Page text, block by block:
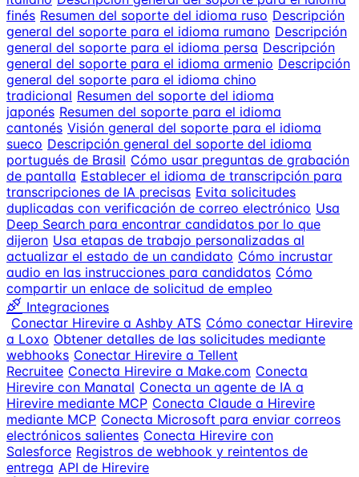
finés Resumen del soporte del idioma ruso Descripción
general del soporte para el idioma rumano Descripción
general del soporte para el idioma persa Descripción
general del soporte para el idioma armenio Descripción
general del soporte para el idioma chino
tradicional Resumen del soporte del idioma
japonés Resumen del soporte para el idioma
cantonés Visión general del soporte para el idioma
sueco Descripción general del soporte del idioma
portugués de Brasil Cómo usar preguntas de grabación
de pantalla Establecer el idioma de transcripción para
transcripciones de IA precisas Evita solicitudes
duplicadas con verificación de correo electrónico Usa
Deep Search para encontrar candidatos por lo que
dijeron Usa etapas de trabajo personalizadas al
actualizar el estado de un candidato Cómo incrustar
audio en las instrucciones para candidatos Cómo
compartir un enlace de solicitud de empleo
Integraciones
Conectar Hirevire a Ashby ATS Cómo conectar Hirevire
a Loxo Obtener detalles de las solicitudes mediante
webhooks Conectar Hirevire a Tellent
Recruitee Conecta Hirevire a Make.com Conecta
Hirevire con Manatal Conecta un agente de IA a
Hirevire mediante MCP Conecta Claude a Hirevire
mediante MCP Conecta Microsoft para enviar correos
electrónicos salientes Conecta Hirevire con
Salesforce Registros de webhook y reintentos de
entrega API de Hirevire